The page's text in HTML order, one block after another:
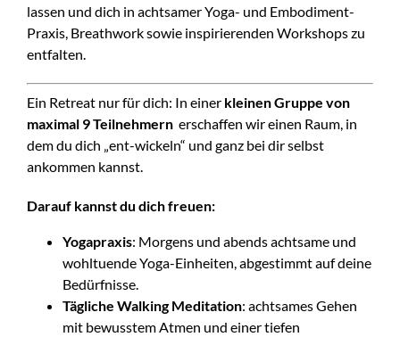
lassen und dich in achtsamer Yoga- und Embodiment-
Praxis, Breathwork sowie inspirierenden Workshops zu
entfalten.
Ein Retreat nur für dich: In einer kleinen Gruppe von
maximal 9 Teilnehmern erschaffen wir einen Raum, in
dem du dich „ent-wickeln“ und ganz bei dir selbst
ankommen kannst.
Darauf kannst du dich freuen:
Yogapraxis: Morgens und abends achtsame und
wohltuende Yoga-Einheiten, abgestimmt auf deine
Bedürfnisse.
Tägliche Walking Meditation: achtsames Gehen
mit bewusstem Atmen und einer tiefen